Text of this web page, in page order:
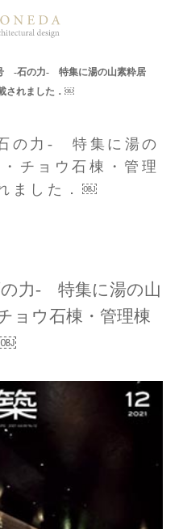
-石の力- 特集に湯の山素粋居
されました．￼
の力- 特集に湯の
チョウ石棟・管理
ました．￼
力- 特集に湯の山
ョウ石棟・管理棟
￼